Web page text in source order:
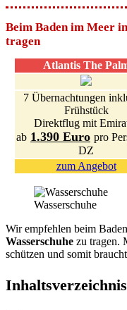
Beim Baden im Meer
tragen
Atlantis The
7 Übernachtungen
Frühstück
Direktflug mit
ab 1.390 Euro pro
DZ
zum Angebot
Wasserschuhe
Wir empfehlen beim
Wasserschuhe zu tragen.
schützen und somit
Inhaltsverzeichnis